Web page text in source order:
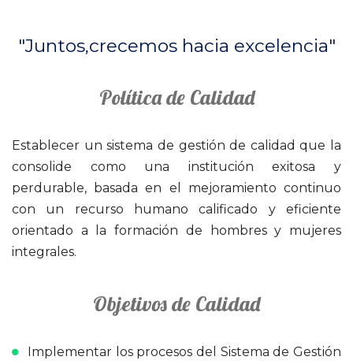
"Juntos,crecemos hacia excelencia"
Política de Calidad
Establecer un sistema de gestión de calidad que la
consolide como una institución exitosa y
perdurable, basada en el mejoramiento continuo
con un recurso humano calificado y eficiente
orientado a la formación de hombres y mujeres
integrales.
Objetivos de Calidad
Implementar los procesos del Sistema de Gestión